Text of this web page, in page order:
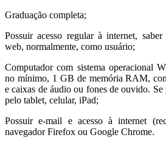
Graduação completa;
Possuir acesso regular à internet,
web, normalmente, como usuário;
Computador com sistema operacional
no mínimo, 1 GB de memória RAM,
e caixas de áudio ou fones de ouvido.
pelo tablet, celular, iPad;
Possuir e-mail e acesso à internet
navegador Firefox ou Google Chrome.